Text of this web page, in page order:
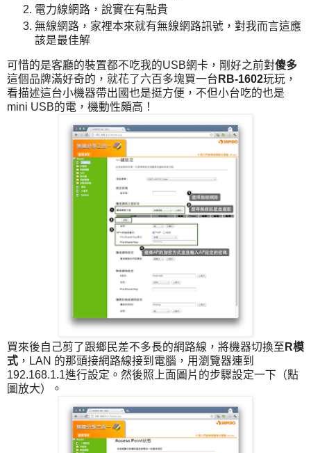
電力線網路，說實在有點貴
無線網路，家裡本來就有無線網路訊號，對我而言這應
該是最佳解
可惜的是客廳的裝置都不吃我的USB網卡，剛好之前對傻多
這個品牌滿好奇的，就花了六百多塊買一台 RB-1602玩玩，
看描述這台小機器帶出國也是挺方便，不但小台吃的也是
mini USB的電，機動性頗高！
買來後自己剪了跟鄉民差不多長的網路線，將機器切換至 R模
式 ，LAN 的那頭接網路線接到電腦，用瀏覽器連到
192.168.1.1進行設定。然後照上面圖片的步驟設定一下（點
圖放大）。